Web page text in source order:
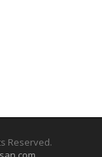
Reserved.